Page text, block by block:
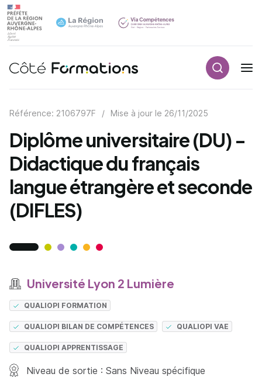
Navigation principale
Référence: 2106797F / Mise à jour le 26/11/2025
Diplôme universitaire (DU) -
Didactique du français
langue étrangère et seconde
(DIFLES)
Université Lyon 2 Lumière
QUALIOPI FORMATION
QUALIOPI BILAN DE COMPÉTENCES QUALIOPI VAE
QUALIOPI APPRENTISSAGE
Niveau de sortie : Sans Niveau spécifique